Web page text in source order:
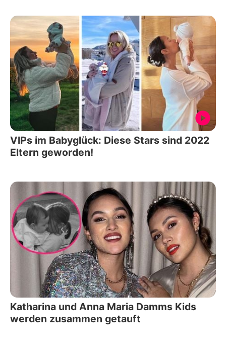
VIPs im Babyglück: Diese Stars sind 2022
Eltern geworden!
Katharina und Anna Maria Damms Kids
werden zusammen getauft